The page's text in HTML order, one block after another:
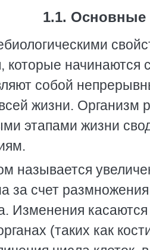
1.1. Основные
которые начинаются
собой
жизни. Организм
этапами жизни
называется
за счет
Изменения касаются
(таких как